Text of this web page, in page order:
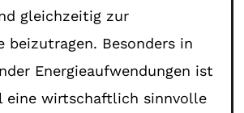
gleichzeitig zur
beizutragen. Besonders in
Energieaufwendungen ist
eine wirtschaftlich sinnvolle